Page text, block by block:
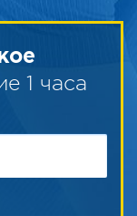
1 часа